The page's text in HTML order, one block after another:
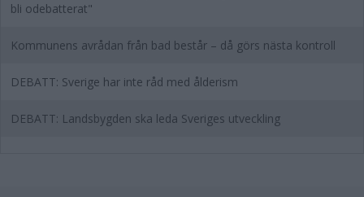
bli odebatterat"
Kommunens avrådan från bad består – då görs nästa kontroll
DEBATT: Sverige har inte råd med ålderism
DEBATT: Landsbygden ska leda Sveriges utveckling